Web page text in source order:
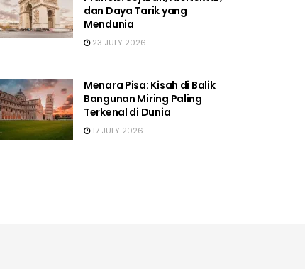
dan Daya Tarik yang
Mendunia
23 JULY 2026
Menara Pisa: Kisah di Balik
Bangunan Miring Paling
Terkenal di Dunia
17 JULY 2026